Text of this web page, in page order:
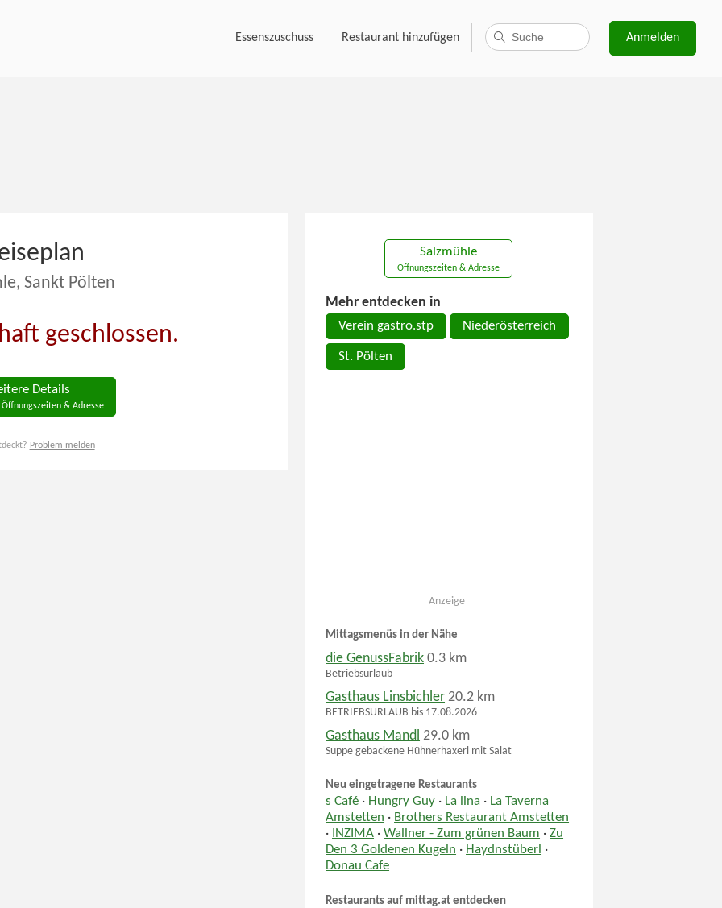
Essenszuschuss Restaurant hinzufügen Anmelden
Sankt Pölten
geschlossen.
Details
& Adresse
Problem melden
Salzmühle
Öffnungszeiten & Adresse
Mehr entdecken in
Verein gastro.stp Niederösterreich
St. Pölten
Anzeige
Mittagsmenüs in der Nähe
die GenussFabrik 0.3 km
Betriebsurlaub
Gasthaus Linsbichler 20.2 km
BETRIEBSURLAUB bis 17.08.2026
Gasthaus Mandl 29.0 km
Suppe gebackene Hühnerhaxerl mit Salat
Neu eingetragene Restaurants
s Café · Hungry Guy · La lina · La Taverna
Amstetten · Brothers Restaurant Amstetten
· INZIMA ·Wallner - Zum grünen Baum ·Zu
Den 3 Goldenen Kugeln · Haydnstüberl ·
Donau Cafe
Restaurants auf mittag.at entdecken